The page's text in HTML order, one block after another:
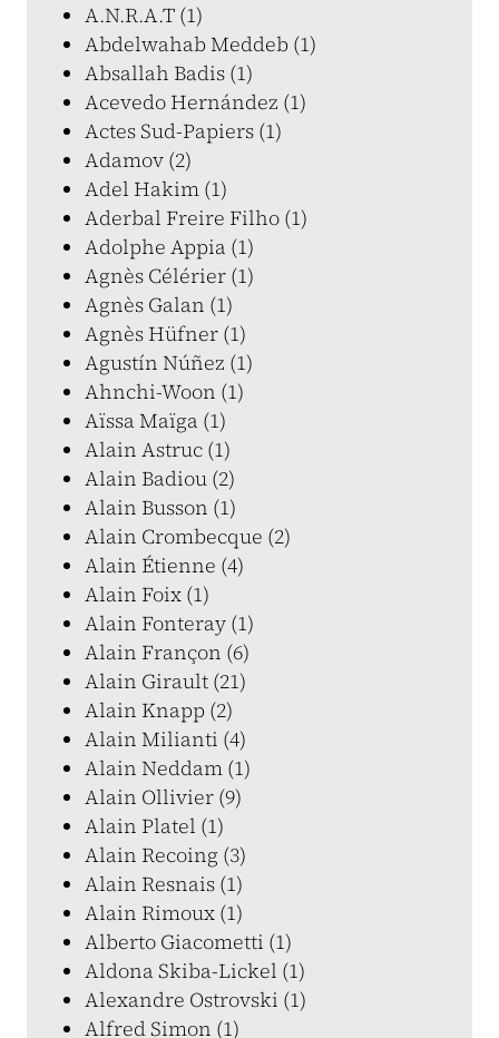
A.N.R.A.T (1)
Abdelwahab Meddeb (1)
Absallah Badis (1)
Acevedo Hernández (1)
Actes Sud-Papiers (1)
Adamov (2)
Adel Hakim (1)
Aderbal Freire Filho (1)
Adolphe Appia (1)
Agnès Célérier (1)
Agnès Galan (1)
Agnès Hüfner (1)
Agustín Núñez (1)
Ahnchi-Woon (1)
Aïssa Maïga (1)
Alain Astruc (1)
Alain Badiou (2)
Alain Busson (1)
Alain Crombecque (2)
Alain Étienne (4)
Alain Foix (1)
Alain Fonteray (1)
Alain Françon (6)
Alain Girault (21)
Alain Knapp (2)
Alain Milianti (4)
Alain Neddam (1)
Alain Ollivier (9)
Alain Platel (1)
Alain Recoing (3)
Alain Resnais (1)
Alain Rimoux (1)
Alberto Giacometti (1)
Aldona Skiba-Lickel (1)
Alexandre Ostrovski (1)
Alfred Simon (1)